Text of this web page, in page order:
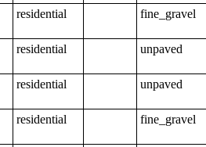
residential fine_gravel
residential unpaved
residential unpaved
residential fine_gravel